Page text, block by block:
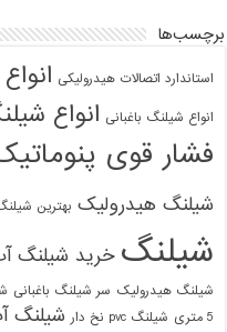
برچسب‌ها
استاندارد اتصالات هیدرولیکی
انواع شیلنگ باغبانی انواع
فشار قوی
شیلنگ هیدرولیک بهترین
شیلنگ خرید شیلنگ
شیلنگ هیدرولیک سر شیلنگ باغبانی
5 متری
شیلنگ pvc نخ دار شیلنگ